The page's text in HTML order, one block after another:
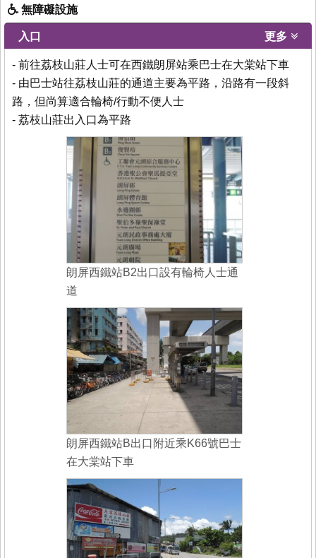
無障礙設施
入口 更多
- 前往荔枝山莊人士可在西鐵朗屏站乘巴士在大棠站下車
- 由巴士站往荔枝山莊的通道主要為平路，沿路有一段斜
路，但尚算適合輪椅/行動不便人士
- 荔枝山莊出入口為平路
朗屏西鐵站B2出口設有輪椅人士通
道
朗屏西鐵站B出口附近乘K66號巴士
在大棠站下車